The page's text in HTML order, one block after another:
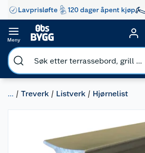
Lavprisløfte 120 dager åpent kjøp
Meny
... Treverk Listverk Hjørnelist